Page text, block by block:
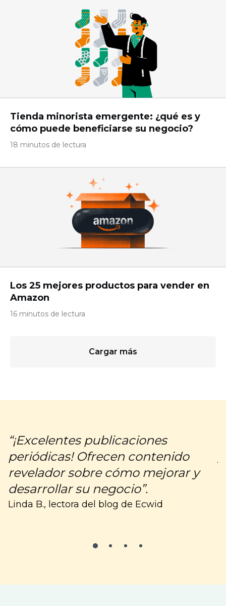
Tienda minorista emergente: ¿qué es y
cómo puede beneficiarse su negocio?
18 minutos de lectura
Los 25 mejores productos para vender en
Amazon
16 minutos de lectura
Cargar más
“¡Excelentes publicaciones
periódicas! Ofrecen contenido
revelador sobre cómo mejorar y
desarrollar su negocio”.
Linda B., lectora del blog de Ecwid